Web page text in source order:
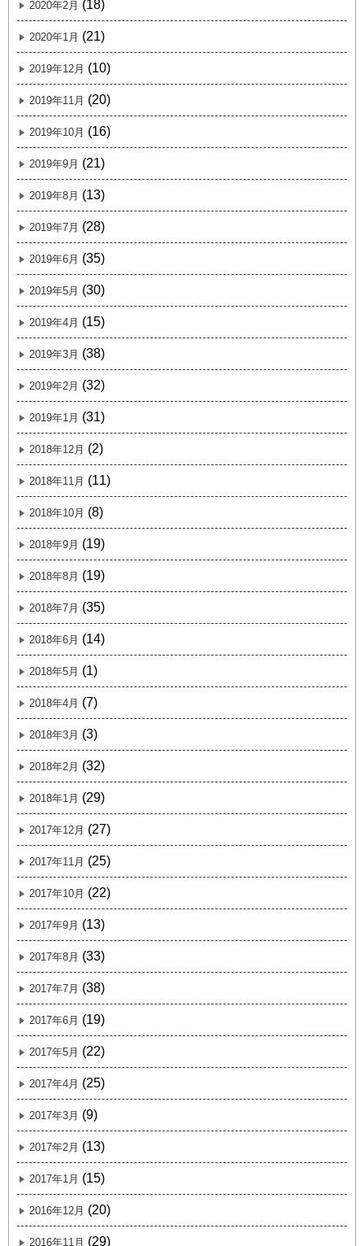
2020年2月 (18)
2020年1月 (21)
2019年12月 (10)
2019年11月 (20)
2019年10月 (16)
2019年9月 (21)
2019年8月 (13)
2019年7月 (28)
2019年6月 (35)
2019年5月 (30)
2019年4月 (15)
2019年3月 (38)
2019年2月 (32)
2019年1月 (31)
2018年12月 (2)
2018年11月 (11)
2018年10月 (8)
2018年9月 (19)
2018年8月 (19)
2018年7月 (35)
2018年6月 (14)
2018年5月 (1)
2018年4月 (7)
2018年3月 (3)
2018年2月 (32)
2018年1月 (29)
2017年12月 (27)
2017年11月 (25)
2017年10月 (22)
2017年9月 (13)
2017年8月 (33)
2017年7月 (38)
2017年6月 (19)
2017年5月 (22)
2017年4月 (25)
2017年3月 (9)
2017年2月 (13)
2017年1月 (15)
2016年12月 (20)
2016年11月 (29)